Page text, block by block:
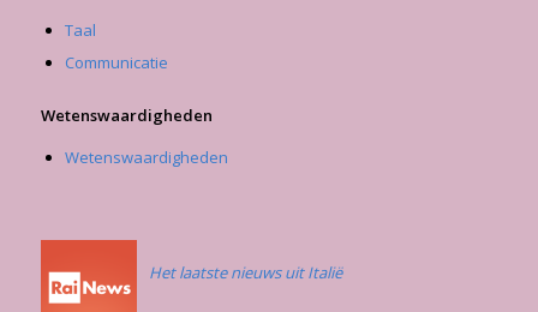
Taal
Communicatie
Wetenswaardigheden
Wetenswaardigheden
Het laatste nieuws uit Italië